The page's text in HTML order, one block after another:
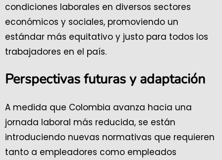
condiciones laborales en diversos sectores
económicos y sociales, promoviendo un
estándar más equitativo y justo para todos los
trabajadores en el país.
Perspectivas futuras y adaptación
A medida que Colombia avanza hacia una
jornada laboral más reducida, se están
introduciendo nuevas normativas que requieren
tanto a empleadores como empleados